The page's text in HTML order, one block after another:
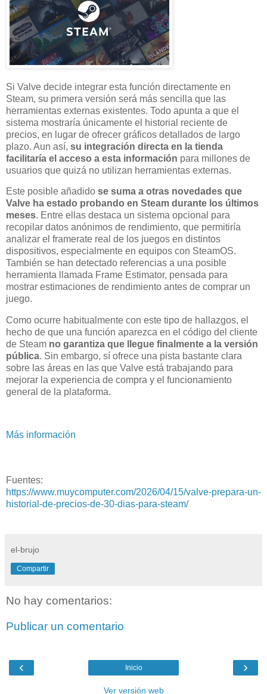
Si Valve decide integrar esta función directamente en
Steam, su primera versión será más sencilla que las
herramientas externas existentes. Todo apunta a que el
sistema mostraría únicamente el historial reciente de
precios, en lugar de ofrecer gráficos detallados de largo
plazo. Aun así, su integración directa en la tienda
facilitaría el acceso a esta información para millones de
usuarios que quizá no utilizan herramientas externas.
Este posible añadido se suma a otras novedades que
Valve ha estado probando en Steam durante los últimos
meses. Entre ellas destaca un sistema opcional para
recopilar datos anónimos de rendimiento, que permitiría
analizar el framerate real de los juegos en distintos
dispositivos, especialmente en equipos con SteamOS.
También se han detectado referencias a una posible
herramienta llamada Frame Estimator, pensada para
mostrar estimaciones de rendimiento antes de comprar un
juego.
Como ocurre habitualmente con este tipo de hallazgos, el
hecho de que una función aparezca en el código del cliente
de Steam no garantiza que llegue finalmente a la versión
pública. Sin embargo, sí ofrece una pista bastante clara
sobre las áreas en las que Valve está trabajando para
mejorar la experiencia de compra y el funcionamiento
general de la plataforma.
Más información
Fuentes:
https://www.muycomputer.com/2026/04/15/valve-prepara-un-
historial-de-precios-de-30-dias-para-steam/
el-brujo
Compartir
No hay comentarios:
Publicar un comentario
‹ ›
Inicio
Ver versión web